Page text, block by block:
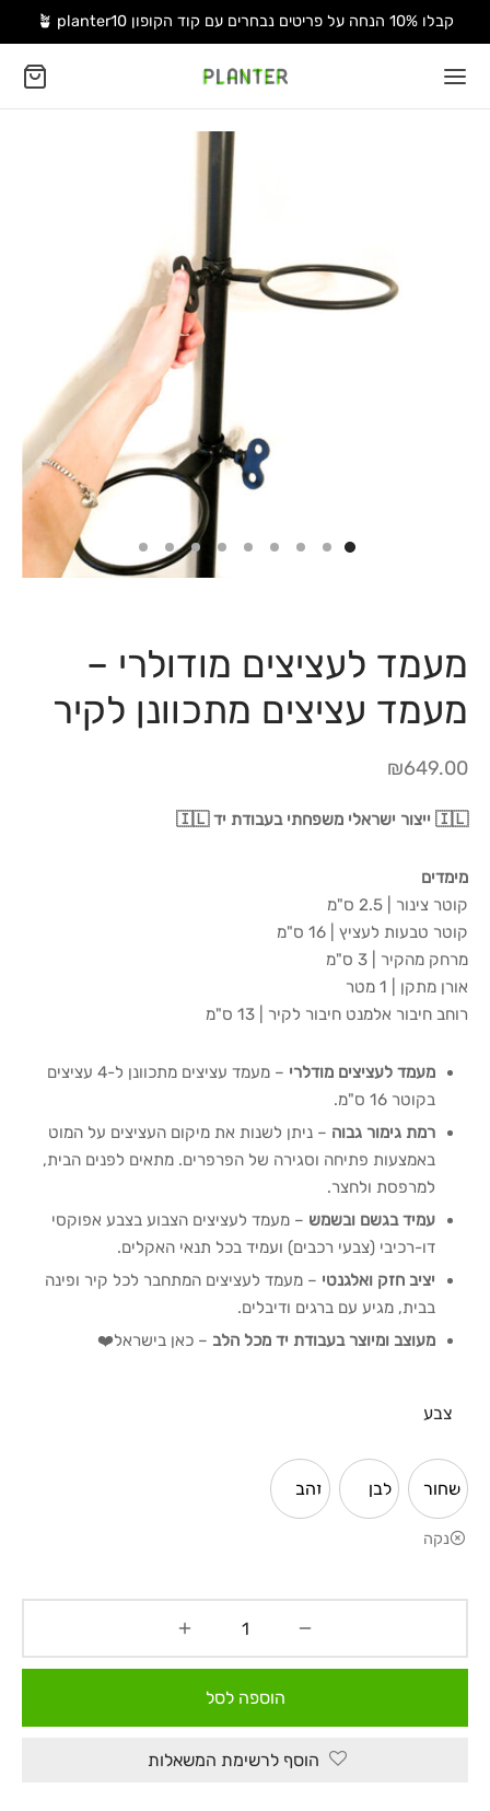
קבלו 10% הנחה על פריטים נבחרים עם קוד הקופון 🪴 planter10
מעמד לעציצים מודולרי –
מעמד עציצים מתכוונן לקיר
₪649.00
🇮🇱 ייצור ישראלי משפחתי בעבודת יד 🇮🇱
מימדים
קוטר צינור | 2.5 ס"מ
קוטר טבעות לעציץ | 16 ס"מ
מרחק מהקיר | 3 ס"מ
אורן מתקן | 1 מטר
רוחב חיבור אלמנט חיבור לקיר | 13 ס"מ
מעמד לעציצים מודלרי
– מעמד עציצים מתכוונן ל-4 עציצים
בקוטר 16 ס"מ.
רמת גימור גבוה – ניתן לשנות את מיקום העציצים על המוט
באמצעות פתיחה וסגירה של הפרפרים. מתאים לפנים הבית,
למרפסת ולחצר.
עמיד בגשם ובשמש – מעמד לעציצים הצבוע בצבע אפוקסי
דו-רכיבי (צבעי רכבים) ועמיד בכל תנאי האקלים.
יציב חזק ואלגנטי – מעמד לעציצים המתחבר לכל קיר ופינה
בבית, מגיע עם ברגים ודיבלים.
מעוצב ומיוצר בעבודת יד מכל הלב – כאן בישראל❤️
צבע
שחור לבן זהב
נקה
הוספה לסל
הוסף לרשימת המשאלות